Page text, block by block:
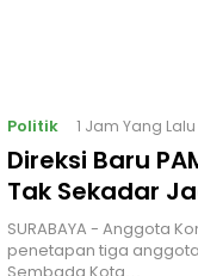
Politik 1 Jam Yang Lalu
Direksi Baru
Tak Sekadar
‎SURABAYA - Anggota
penetapan tiga anggota